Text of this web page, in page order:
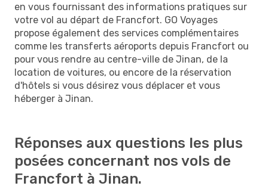
en vous fournissant des informations pratiques sur
votre vol au départ de Francfort. GO Voyages
propose également des services complémentaires
comme les transferts aéroports depuis Francfort ou
pour vous rendre au centre-ville de Jinan, de la
location de voitures, ou encore de la réservation
d'hôtels si vous désirez vous déplacer et vous
héberger à Jinan.
Réponses aux questions les plus
posées concernant nos vols de
Francfort à Jinan.